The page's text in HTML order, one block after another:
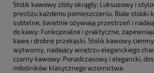
Stolik kawowy złoty okrągły: Luksusowy i
prestiżu każdemu pomieszczeniu. Białe stoliki
subtelne, świetnie ożywiają przestrzeń i
do kawy: Funkcjonalne i praktyczne,
kawę i drobne przekąski. Stolik kawowy
wytworny, nadający wnętrzu eleganckiego
czarny kawowy: Ponadczasowy i elegancki,
miłośników klasycznego wzornictwa.